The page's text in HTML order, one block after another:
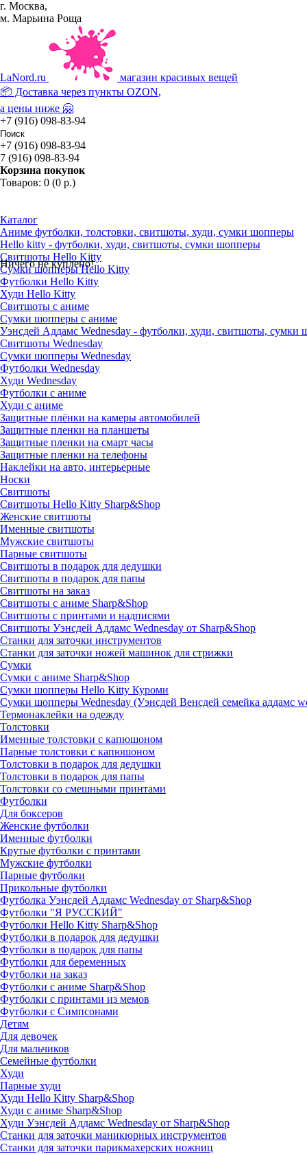
г. Москва,
м. Марьина Роща
LaNord.ru
магазин красивых вещей
📦 Доставка через пункты OZON,
а цены ниже 🤗
+7 (916) 098-83-94
+7 (916) 098-83-94
7 (916) 098-83-94
Корзина покупок
Товаров: 0 (0 р.)
Ничего не куплено!
Каталог
Аниме футболки, толстовки, свитшоты, худи, сумки шопперы
Hello kitty - футболки, худи, свитшоты, сумки шопперы
Свитшоты Hello Kitty
Сумки шопперы Hello Kitty
Футболки Hello Kitty
Худи Hello Kitty
Свитшоты с аниме
Сумки шопперы с аниме
Уэнсдей Аддамс Wednesday - футболки, худи, свитшоты, сумки
Свитшоты Wednesday
Сумки шопперы Wednesday
Футболки Wednesday
Худи Wednesday
Футболки с аниме
Худи с аниме
Защитные плёнки на камеры автомобилей
Защитные пленки на планшеты
Защитные пленки на смарт часы
Защитные пленки на телефоны
Наклейки на авто, интерьерные
Носки
Свитшоты
Cвитшоты Hello Kitty Sharp&Shop
Женские свитшоты
Именные свитшоты
Мужские свитшоты
Парные свитшоты
Свитшоты в подарок для дедушки
Свитшоты в подарок для папы
Свитшоты на заказ
Свитшоты с аниме Sharp&Shop
Свитшоты с принтами и надписями
Свитшоты Уэнсдей Аддамс Wednesday от Sharp&Shop
Станки для заточки инструментов
Станки для заточки ножей машинок для стрижки
Сумки
Сумки с аниме Sharp&Shop
Сумки шопперы Hello Kitty Куроми
Сумки шопперы Wednesday (Уэнсдей Венсдей семейка аддамс
Термонаклейки на одежду
Толстовки
Именные толстовки с капюшоном
Парные толстовки с капюшоном
Толстовки в подарок для дедушки
Толстовки в подарок для папы
Толстовки со смешными принтами
Футболки
Для боксеров
Женские футболки
Именные футболки
Крутые футболки с принтами
Мужские футболки
Парные футболки
Прикольные футболки
Футболка Уэнсдей Аддамс Wednesday от Sharp&Shop
Футболки "Я РУССКИЙ"
Футболки Hello Kitty Sharp&Shop
Футболки в подарок для дедушки
Футболки в подарок для папы
Футболки для беременных
Футболки на заказ
Футболки с аниме Sharp&Shop
Футболки с принтами из мемов
Футболки с Симпсонами
Детям
Для девочек
Для мальчиков
Семейные футболки
Худи
Парные худи
Худи Hello Kitty Sharp&Shop
Худи с аниме Sharp&Shop
Худи Уэнсдей Аддамс Wednesday от Sharp&Shop
Станки для заточки маникюрных инструментов
Станки для заточки парикмахерских ножниц